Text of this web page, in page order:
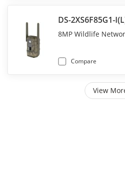
DS-2XS6F85G1-
8MP Wildlife
Compare
View